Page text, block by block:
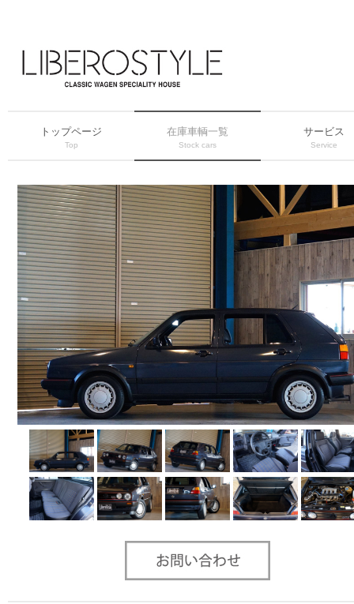
トップページ
Top
在庫車輌一覧
Stock cars
サービス
Service